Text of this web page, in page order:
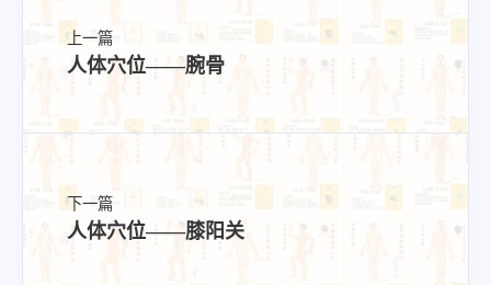
上一篇
人体穴位——腕骨
下一篇
人体穴位——膝阳关